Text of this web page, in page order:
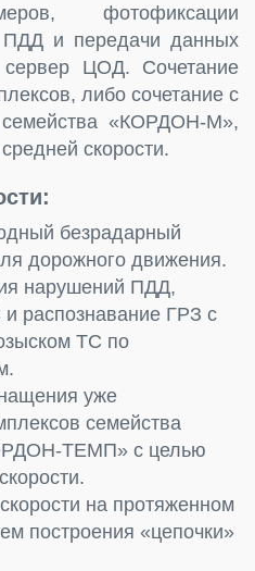
фотофиксации
ПДД и передачи данных
ЦОД. Сочетание
либо сочетание с
«КОРДОН-М»,
скорости.
безрадарный
дорожного движения.
нарушений ПДД,
распознавание ГРЗ с
ТС по
уже
семейства
ТЕМП» с целью
на протяженном
построения «цепочки»